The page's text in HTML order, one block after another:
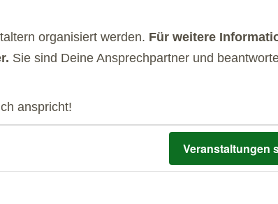
organisiert werden. Für weitere
Sie sind Deine Ansprechpartner und
anspricht!
Veranstaltungen